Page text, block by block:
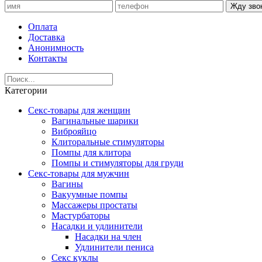
Жду
Оплата
Доставка
Анонимность
Контакты
Категории
Секс-товары для женщин
Вагинальные шарики
Виброяйцо
Клиторальные стимуляторы
Помпы для клитора
Помпы и стимуляторы для груди
Секс-товары для мужчин
Вагины
Вакуумные помпы
Массажеры простаты
Мастурбаторы
Насадки и удлинители
Насадки на член
Удлинители пениса
Секс куклы